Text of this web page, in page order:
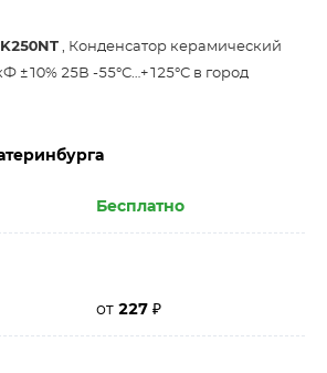
, Конденсатор керамический
±10% 25В -55°С…+125°С в город
Бесплатно
от 227 ₽